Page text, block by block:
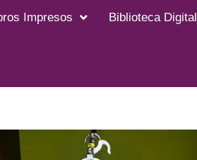
Impresos Biblioteca Digital